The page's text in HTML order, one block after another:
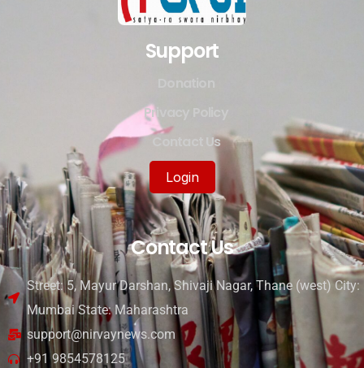
Support
Privacy Policy
Contact Us
Login
Contact Us
Street: 5, Mayur Darshan, Shivaji Nagar, Thane (west) City:
Mumbai State: Maharashtra
support@nirvaynews.com
+91 9854578125